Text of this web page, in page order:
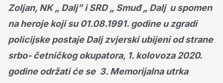
Zoljan, NK „ Dalj” i SRD „ Smuđ „ Dalj u spomen
na heroje koji su 01.08.1991. godine u zgradi
policijske postaje Dalj zvjerski ubijeni od strane
srbo- četničkog okupatora, 1. kolovoza 2020.
godine održati će se 3. Memorijalna utrka